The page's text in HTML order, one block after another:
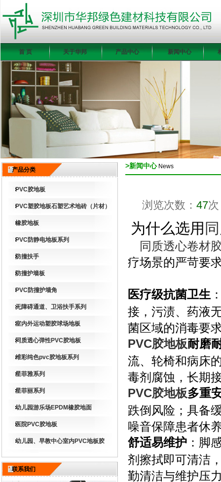
首 页 关于华邦 产品中心 新闻中心
产品分类
PVC胶地板
PVC塑胶地板石塑艺术地砖（片材）
橡胶地板
PVC防静电地板系列
防撞扶手
防撞护墙板
PVC防撞护墙角
无障碍通道、卫浴扶手系列
室内外运动塑胶球场地板
同质透心弹性PVC胶地板
维彩纯色pvc胶地板系列
星菲雅系列
星菲丽系列
幼儿园游乐场EPDM橡胶地面
医院PVC胶地板
幼儿园、早教中心室内PVC地板胶
联系我们
>新闻中心News
浏览次数： 47
为什么选用
同质透心卷材
疗场景的严苛要
医疗级抗菌卫生
接，污渍、药液
菌区域的消毒要
PVC胶地板耐磨
流、轮椅和病床
毒剂腐蚀，长期
PVC胶地板多重
跌倒风险；具备
噪音保障患者休
舒适易维护 ：脚
剂擦拭即可清洁
勤清洁与维护压